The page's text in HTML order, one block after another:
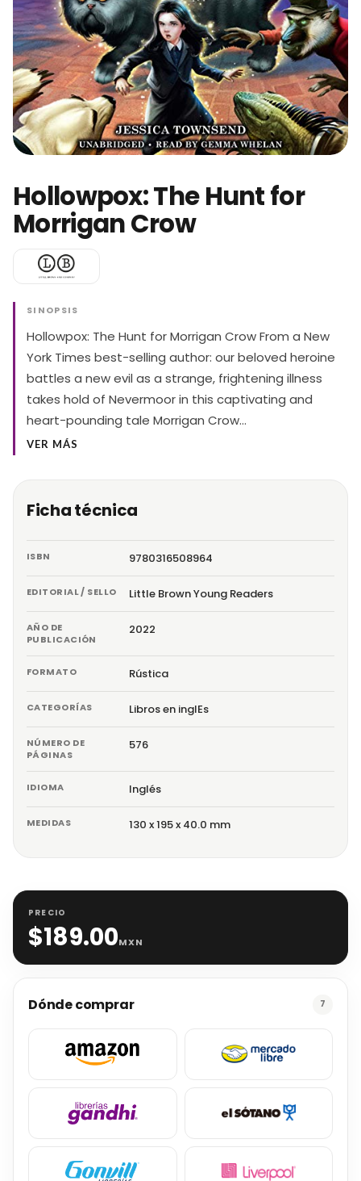
Hollowpox: The Hunt for
Morrigan Crow
SINOPSIS
Hollowpox: The Hunt for Morrigan Crow From a New
York Times best-selling author: our beloved heroine
battles a new evil as a strange, frightening illness
takes hold of Nevermoor in this captivating and
heart-pounding tale Morrigan Crow…
VER MÁS
Ficha técnica
ISBN 9780316508964
EDITORIAL / SELLO Little Brown Young Readers
AÑO DE
PUBLICACIÓN
2022
FORMATO Rústica
CATEGORÍAS Libros en inglEs
NÚMERO DE
PÁGINAS
576
IDIOMA Inglés
MEDIDAS 130 x 195 x 40.0 mm
PRECIO
$189.00MXN
Dónde comprar 7